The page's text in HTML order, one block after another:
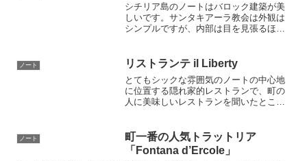
シチリア島のノートはバロック建築が美
しいです。サンタキアーラ教会は外観は
シンプルですが、内部は目を見張るほど
工の真っ白な装飾の美しいチャペル、ア
ントネッロ・ガンジーニの聖母子像も。
ノート リストランテ il Liberty
とてもシックな雰囲気のノートの中心地
に位置する隠れ家的レストランで、町の
人に美味しいレストランを聞いたとこ
店内の雰囲気は良しで言うことなしで
す。お勧めですよ！
ノート
町一番の人気トラットリア
「Fontana d’Ercole」